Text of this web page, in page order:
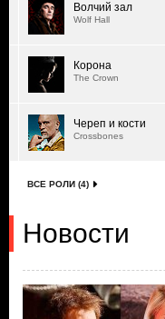
Волчий зал
Wolf Hall
Корона
The Crown
Череп и кости
Crossbones
ВСЕ РОЛИ (4)
Новости